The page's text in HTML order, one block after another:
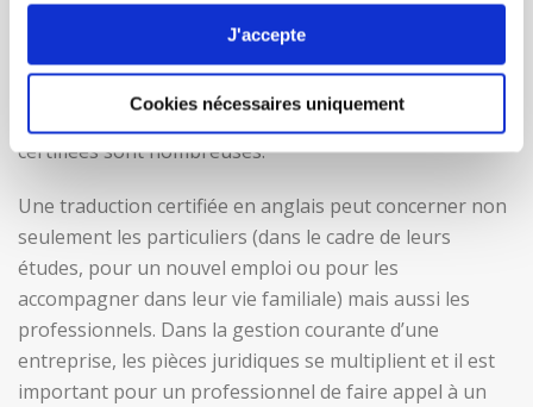
J'accepte
Cookies nécessaires uniquement
De par le caractère très international et dynamique de
la Côte d’Azur, de nombreuses nationalités sont
amenées à se croiser, pour des raisons personnelles
ou professionnelles, et les demandes de traductions
certifiées sont nombreuses.
Une traduction certifiée en anglais peut concerner non
seulement les particuliers (dans le cadre de leurs
études, pour un nouvel emploi ou pour les
accompagner dans leur vie familiale) mais aussi les
professionnels. Dans la gestion courante d’une
entreprise, les pièces juridiques se multiplient et il est
important pour un professionnel de faire appel à un